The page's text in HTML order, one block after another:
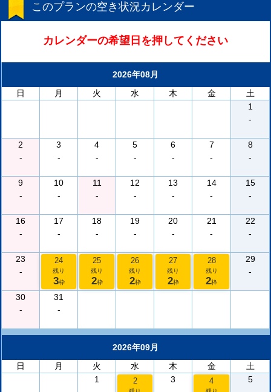
このプランの空き状況カレンダー
カレンダーの希望日を押してください
2026年08月
日
月 火 水 木 金
土
1
-
2
-
3
-
4
-
5
-
6
-
7
-
8
-
9
-
10
-
11
-
12
-
13
-
14
-
15
-
16
-
17
-
18
-
19
-
20
-
21
-
22
-
23
-
24
残り
3枠
25
残り
2枠
26
残り
2枠
27
残り
2枠
28
残り
2枠
29
-
30
-
31
-
2026年09月
日
月 火 水 木 金
土
1
2
3
4
5